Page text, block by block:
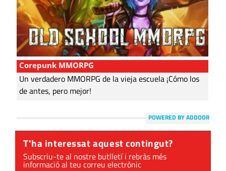
Corepunk MMORPG
Un verdadero MMORPG de la vieja escuela ¡Cómo los
de antes, pero mejor!
POWERED BY ADDOOR
T'ha interessat aquest contingut?
Subscriu-te al nostre butlletí i rebràs més
informació al teu correu electrònic